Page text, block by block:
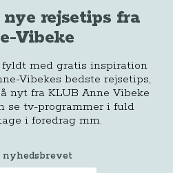
rejsetips fra
Vibeke
fyldt med gratis inspiration
Vibekes bedste rejsetips,
nyt fra KLUB Anne Vibeke
se tv-programmer i fuld
i foredrag mm.